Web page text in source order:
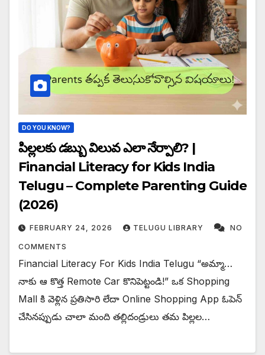
DO YOU KNOW?
పిల్లలకు డబ్బు విలువ ఎలా నేర్పాలి? |
Financial Literacy for Kids India
Telugu – Complete Parenting Guide
(2026)
FEBRUARY 24, 2026 TELUGU LIBRARY NO
COMMENTS
Financial Literacy For Kids India Telugu “అమ్మా…
నాకు ఆ కొత్త Remote Car కొనిపెట్టండి!” ఒక Shopping
Mall కి వెళ్లిన ప్రతిసారి లేదా Online Shopping App ఓపెన్
చేసినప్పుడు చాలా మంది తల్లిదండ్రులు తమ పిల్లల…